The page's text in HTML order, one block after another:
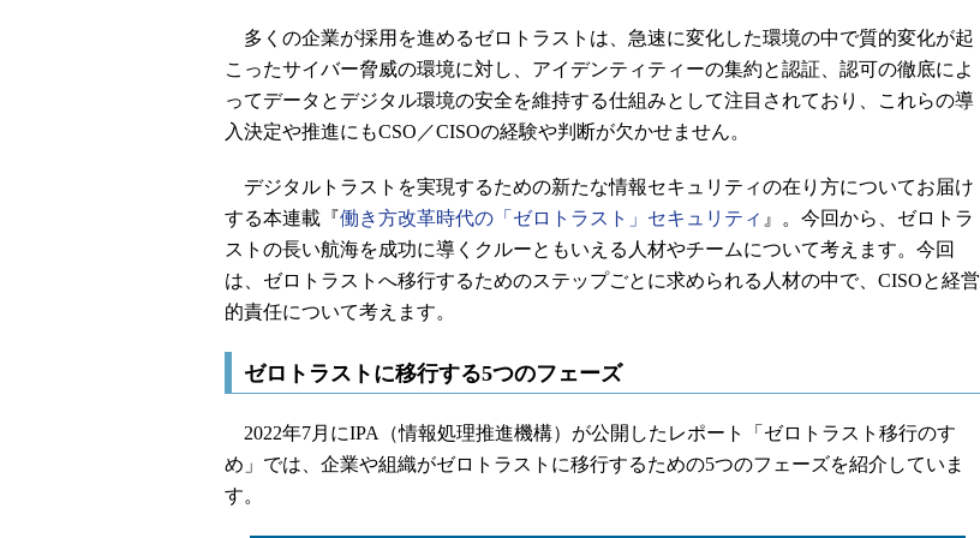
多くの企業が採用を進めるゼロトラストは、急速に変化した環境の中で質的変化が起
こったサイバー脅威の環境に対し、アイデンティティーの集約と認証、認可の徹底によ
ってデータとデジタル環境の安全を維持する仕組みとして注目されており、これらの導
入決定や推進にもCSO／CISOの経験や判断が欠かせません。
デジタルトラストを実現するための新たな情報セキュリティの在り方についてお届け
する本連載『働き方改革時代の「ゼロトラスト」セキュリティ 』。今回から、ゼロトラ
ストの長い航海を成功に導くクルーともいえる人材やチームについて考えます。今回
は、ゼロトラストへ移行するためのステップごとに求められる人材の中で、CISOと経営
的責任について考えます。
ゼロトラストに移行する5つのフェーズ
2022年7月にIPA（情報処理推進機構）が公開したレポート「ゼロトラスト移行のすゝ
め」では、企業や組織がゼロトラストに移行するための5つのフェーズを紹介していま
す。